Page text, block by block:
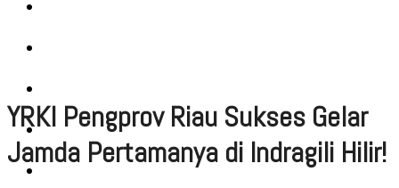
Bikers Cars
YRKI Pengprov Riau Sukses Gelar
Jamda Pertamanya di Indragili Hilir!